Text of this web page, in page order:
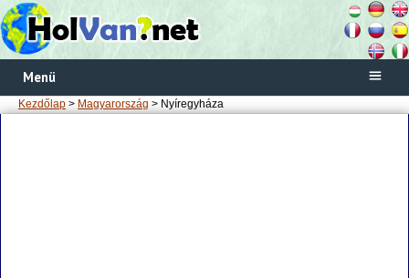
Menü
Kezdőlap > Magyarország > Nyíregyháza